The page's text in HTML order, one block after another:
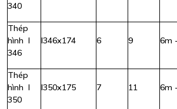
340
Thép
hình I
346
I346x174 6 9 6m
Thép
hình I
350
I350x175 7 11 6m